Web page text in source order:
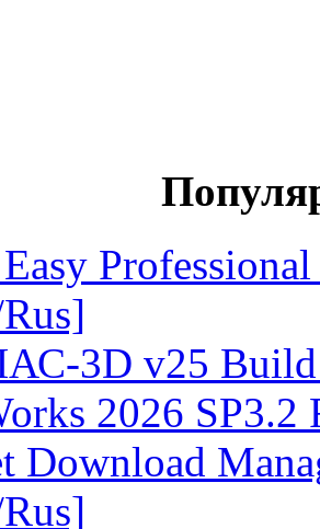
3D v25 Build
2026
Download